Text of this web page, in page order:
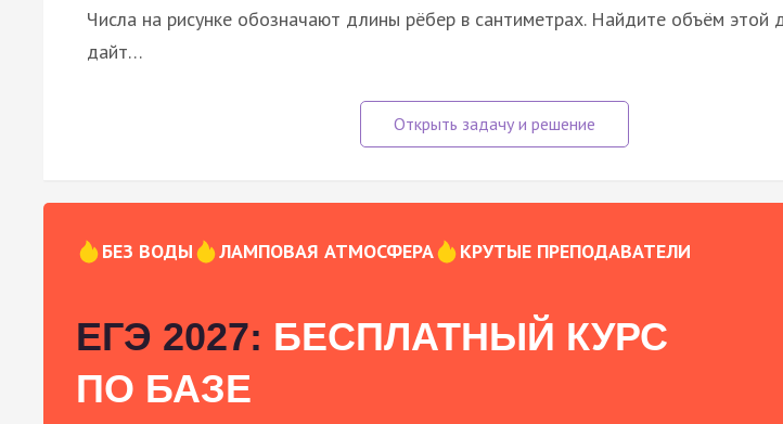
Числа на рисунке обозначают длины рёбер в сантиметрах. Найдите объём этой
дайт…
БЕЗ ВОДЫ ЛАМПОВАЯ АТМОСФЕРА КРУТЫЕ ПРЕПОДАВАТЕЛИ
ЕГЭ 2027: БЕСПЛАТНЫЙ КУРС
ПО БАЗЕ